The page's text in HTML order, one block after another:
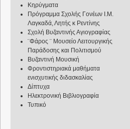
Κηρύγματα
Πρόγραμμα Σχολής Γονέων Ι.Μ.
Λαγκαδά, Λητής κ Ρεντίνης
Σχολή Βυζαντινής Αγιογραφίας
¨Φάρος ¨ Μουσείο Λειτουργικής
Παράδοσης και Πολιτισμού
Βυζαντινή Μουσική
Φροντιστηριακά μαθήματα
ενισχυτικής διδασκαλίας
Δίπτυχα
Ηλεκτρονική Βιβλιογραφία
Τυπικό